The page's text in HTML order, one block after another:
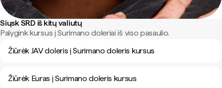
Siųsk SRD iš kitų valiutų
Palygink kursus į Surimano doleriai iš viso pasaulio.
Žiūrėk JAV doleris į Surimano doleris kursus
Žiūrėk Euras į Surimano doleris kursus